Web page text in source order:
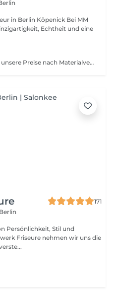
Berlin Köpenick Bei MM
Echtheit und eine
Liebe Kunden, wir berechnen unsere Preise nach Materialverbrauch und Zeitaufwand.
171
Persönlichkeit, Stil und
Friseure nehmen wir uns die